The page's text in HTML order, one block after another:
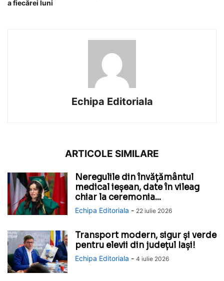
a fiecărei luni
Echipa Editoriala
ARTICOLE SIMILARE
Neregulile din învățământul
medical ieșean, date în vileag
chiar la ceremonia...
Echipa Editoriala - 22 iulie 2026
Transport modern, sigur și verde
pentru elevii din județul Iași!
Echipa Editoriala - 4 iulie 2026